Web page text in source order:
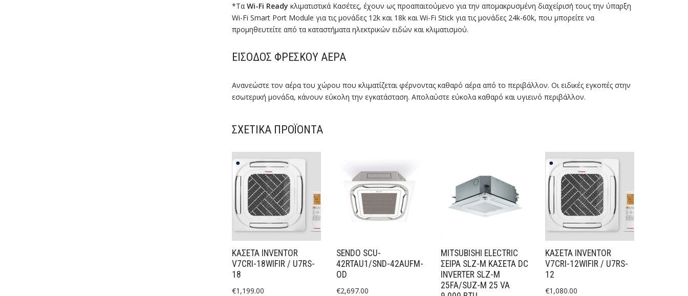
*Τα Wi-Fi Ready κλιματιστικά Κασέτες, έχουν ως προαπαιτούμενο για την απομακρυσμένη διαχείρισή τους την ύπαρξη
Wi-Fi Smart Port Module για τις μονάδες 12k και 18k και Wi-Fi Stick για τις μονάδες 24k-60k, που μπορείτε να
προμηθευτείτε από τα καταστήματα ηλεκτρικών ειδών και κλιματισμού.
ΕΊΣΟΔΟΣ ΦΡΈΣΚΟΥ ΑΈΡΑ
Ανανεώστε τον αέρα του χώρου που κλιματίζεται φέρνοντας καθαρό αέρα από το περιβάλλον. Οι ειδικές εγκοπές στην
εσωτερική μονάδα, κάνουν εύκολη την εγκατάσταση. Απολαύστε εύκολα καθαρό και υγιεινό περιβάλλον.
ΣΧΕΤΙΚΆ ΠΡΟΪΌΝΤΑ
ΚΑΣΕΤΑ INVENTOR
V7CRI-18WIFIR / U7RS-
18
€1,199.00
SENDO SCU-
42RTAU1/SND-42AUFM-
OD
€2,697.00
MITSUBISHI ELECTRIC
ΣΕΙΡΑ SLZ-M ΚΑΣΕΤΑ DC
INVERTER SLZ-M
25FA/SUZ-M 25 VA
ΚΑΣΕΤΑ INVENTOR
V7CRI-12WIFIR / U7RS-
12
€1,080.00